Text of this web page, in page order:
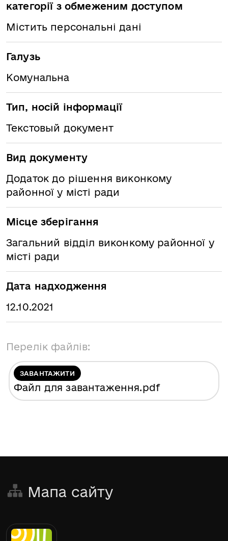
категорії з обмеженим доступом
Містить персональні дані
Галузь
Комунальна
Тип, носій інформації
Текстовый документ
Вид документу
Додаток до рішення виконкому
районної у місті ради
Місце зберігання
Загальний відділ виконкому районної у
місті ради
Дата надходження
12.10.2021
Перелік файлів:
ЗАВАНТАЖИТИ
Файл для завантаження.pdf
Мапа сайту